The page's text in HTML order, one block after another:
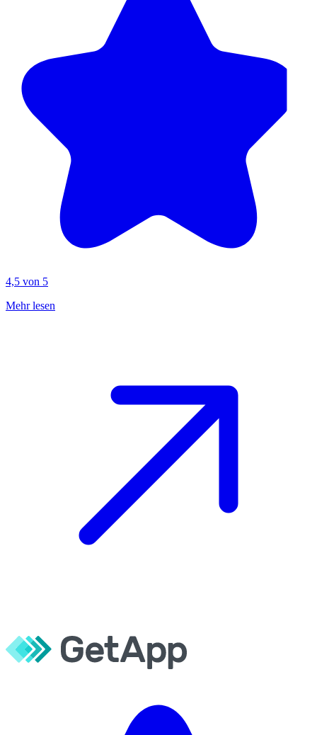
4,5 von 5
Mehr lesen